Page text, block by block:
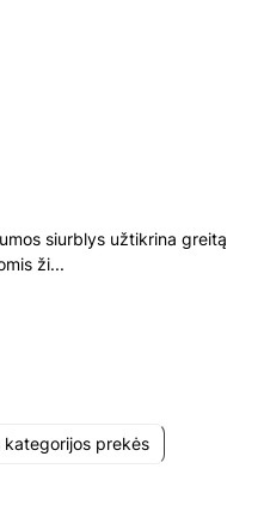
siurblys užtikrina greitą
ži...
kategorijos prekės